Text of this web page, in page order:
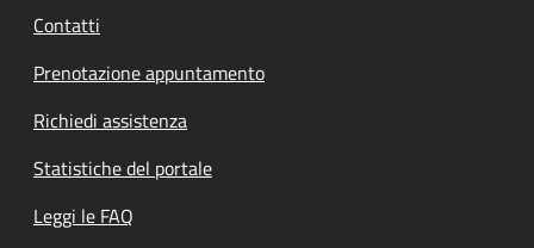
Contatti
Prenotazione appuntamento
Richiedi assistenza
Statistiche del portale
Leggi le FAQ